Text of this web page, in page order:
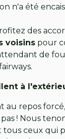
n'a été
des
voisins pour
de
à
au repos
! Nous
tous ceux qui
et votre
1ère pile du